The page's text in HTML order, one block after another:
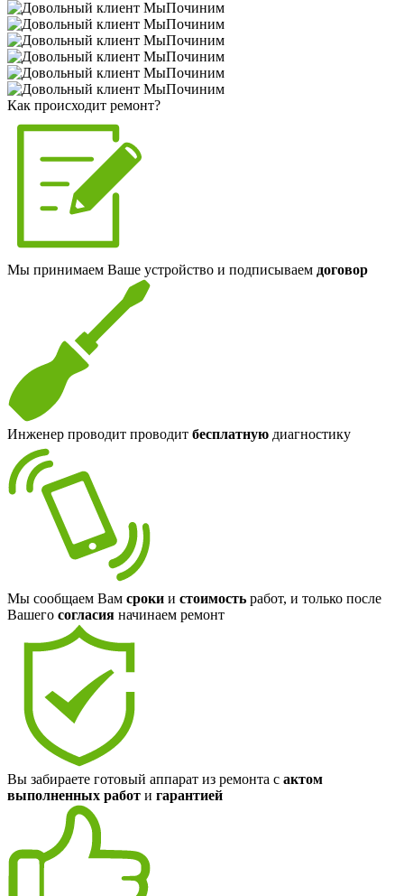
Как происходит ремонт?
Мы принимаем Ваше устройство и подписываем договор
Инженер проводит проводит бесплатную диагностику
Мы сообщаем Вам сроки и стоимость работ, и только после
Вашего согласия начинаем ремонт
Вы забираете готовый аппарат из ремонта с актом
выполненных работ и гарантией